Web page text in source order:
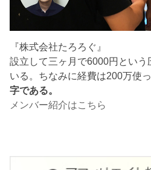
『株式会社たろろぐ』
設立して三ヶ月で6000円という
いる。ちなみに経費は200万使
字である。
メンバー紹介はこちら